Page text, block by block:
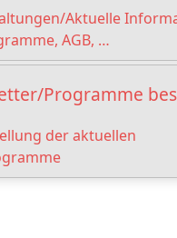
Aktuelle
AGB, …
Programme
der aktuellen